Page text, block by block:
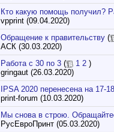
Кто какую помощь получил?
vpprint (09.04.2020)
Обращение к правительству (
АСК (30.03.2020)
Работа с 30 по 3 ( 1 2 )
gringaut (26.03.2020)
IPSA 2020 перенесена на 17-
print-forum (10.03.2020)
Мы снова в строю.
РусЕвроПринт (05.03.2020)